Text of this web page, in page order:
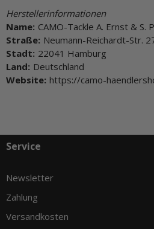
Herstellerinformationen
Name: CAMO-Tackle A. Ernst & S.
Straße: Neumann-Reichardt-Str.
Stadt: 22041 Hamburg
Land: Deutschland
Website: https://camo-
Service
Newsletter
Zahlung
Versandkosten